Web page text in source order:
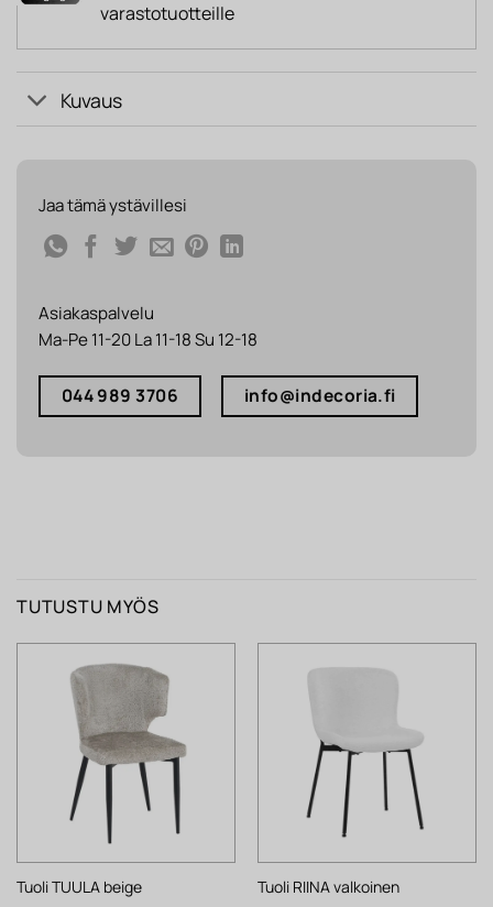
varastotuotteille
Kuvaus
Jaa tämä ystävillesi
Asiakaspalvelu
Ma-Pe 11-20 La 11-18 Su 12-18
044 989 3706 info@indecoria.fi
TUTUSTU MYÖS
Tuoli TUULA beige Tuoli RIINA valkoinen